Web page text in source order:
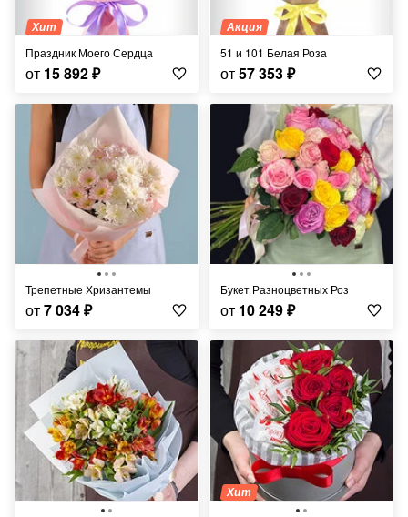
Хит
Праздник Моего Сердца
от 15 892₽
Акция
51 и 101 Белая Роза
от57 353₽
Трепетные Хризантемы
от7 034₽
Букет Разноцветных Роз
от 10 249₽
Хит